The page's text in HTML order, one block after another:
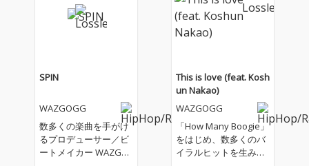
ードな四つ打ちをはじ
めとする、多彩なサウ
ミームを散りばめたユ
ーモアあふれるリリッ
客演には、過去に「Bu
zzer Beats」でも共演
したFuma no KTR、そ
して初共演となるSitiss
を軸に、思わず口ずさ
みたくなるキャッチー
なフレーズと、bunTe
合。フロアでも日常で
もクセになる中毒性を
持ったダンサブルな一
曲に仕上がっている。
互いの個性が自然に噛
み合うコンビネーショ
ンはさらに磨きがかか
SPIN
WAZGOGG
数多くの楽曲を手がけ
るプロデューサー／ビ
ートメイカー WAZGO
This is love (feat. Kosh
un Nakao)
WAZGOGG
「How Many Boogie」
をはじめ、数多くのバ
イラルヒットを生み出